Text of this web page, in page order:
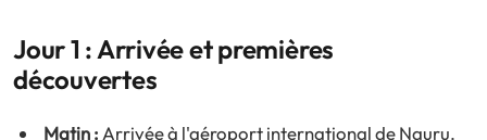
Jour 1 : Arrivée et premières
découvertes
Matin : Arrivée à l'aéroport international de Nauru.